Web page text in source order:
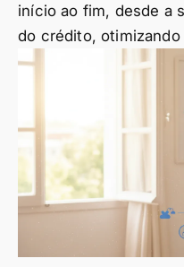
início ao fim, desde a
do crédito,